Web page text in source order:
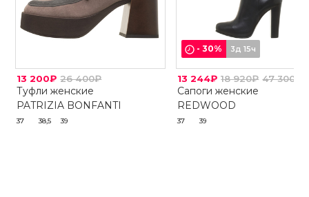
13 200₽ 26 400₽
Туфли женские
PATRIZIA BONFANTI
37 38,5 39
-30% 3д 15ч
13 244₽ 18 920₽ 47 300₽
Сапоги женские
REDWOOD
37 39